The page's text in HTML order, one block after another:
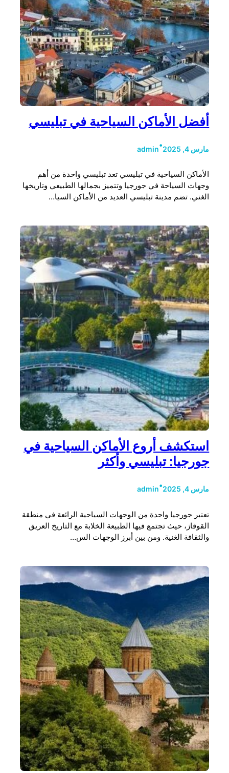
أفضل الأماكن السياحية في تبليسي
مارس 4, 2025 •
admin
الأماكن السياحية في تبليسي تعد تبليسي واحدة من أهم
وجهات السياحة في جورجيا وتتميز بجمالها الطبيعي وتاريخها
الغني. تضم مدينة تبليسي العديد من الأماكن السيا…
استكشف أروع الأماكن السياحية في
جورجيا: تبليسي وأكثر
مارس 4, 2025 •
admin
تعتبر جورجيا واحدة من الوجهات السياحية الرائعة في منطقة
القوقاز، حيث تجتمع فيها الطبيعة الخلابة مع التاريخ العريق
والثقافة الغنية. ومن بين أبرز الوجهات الس…